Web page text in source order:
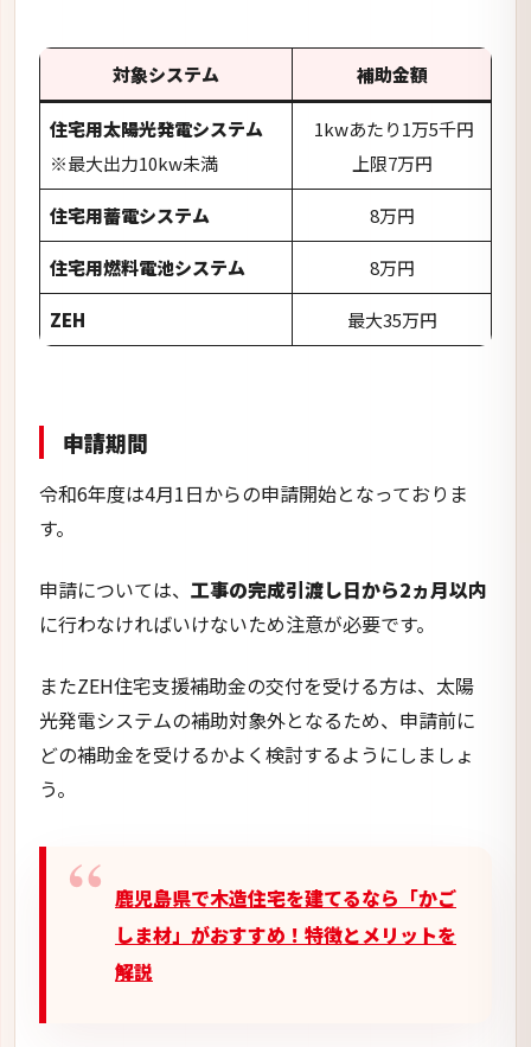
申請期間
令和6年度は4月1日からの申請開始となっておりま
す。
申請については、工事の完成引渡し日から2ヵ月以内
に行わなければいけないため注意が必要です。
光発電システムの補助対象外となるため、申請前に
どの補助金を受けるかよく検討するようにしましょ
う。
鹿児島県で木造住宅を建てるなら「かご
しま材」がおすすめ！特徴とメリットを
解説
今回は鹿児島県内の市町村で実施している、ZEHに
関する補助金についてご紹介をしてきました。
自治体にお住まいで条件に当てはまっている方は、補